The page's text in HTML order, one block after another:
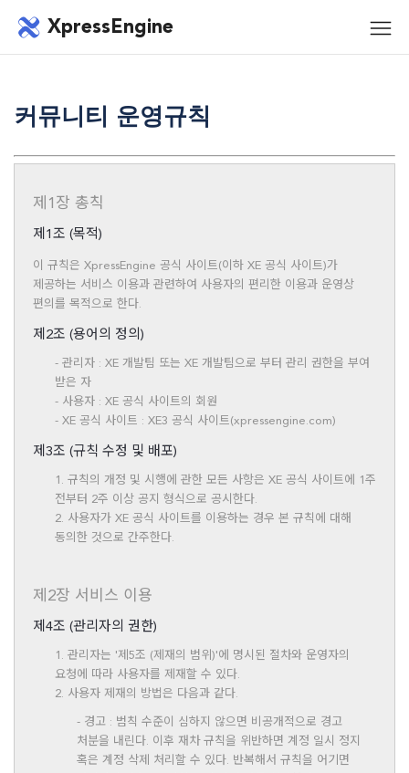
XpressEngine
모바
커뮤니티 운영규칙
제1장 총칙
제1조 (목적)
이 규칙은 XpressEngine 공식 사이트(이하 XE 공식 사이트)가
제공하는 서비스 이용과 관련하여 사용자의 편리한 이용과 운영상
편의를 목적으로 한다.
제2조 (용어의 정의)
- 관리자 : XE 개발팀 또는 XE 개발팀으로 부터 관리 권한을 부여
받은 자
- 사용자 : XE 공식 사이트의 회원
- XE 공식 사이트 : XE3 공식 사이트(xpressengine.com)
제3조 (규칙 수정 및 배포)
1. 규칙의 개정 및 시행에 관한 모든 사항은 XE 공식 사이트에 1주
전부터 2주 이상 공지 형식으로 공시한다.
2. 사용자가 XE 공식 사이트를 이용하는 경우 본 규칙에 대해
동의한 것으로 간주한다.
제2장 서비스 이용
제4조 (관리자의 권한)
1. 관리자는 '제5조 (제재의 범위)'에 명시된 절차와 운영자의
요청에 따라 사용자를 제재할 수 있다.
2. 사용자 제재의 방법은 다음과 같다.
- 경고 : 범칙 수준이 심하지 않으면 비공개적으로 경고
처분을 내린다. 이후 재차 규칙을 위반하면 계정 일시 정지
혹은 계정 삭제 처리할 수 있다. 반복해서 규칙을 어기면